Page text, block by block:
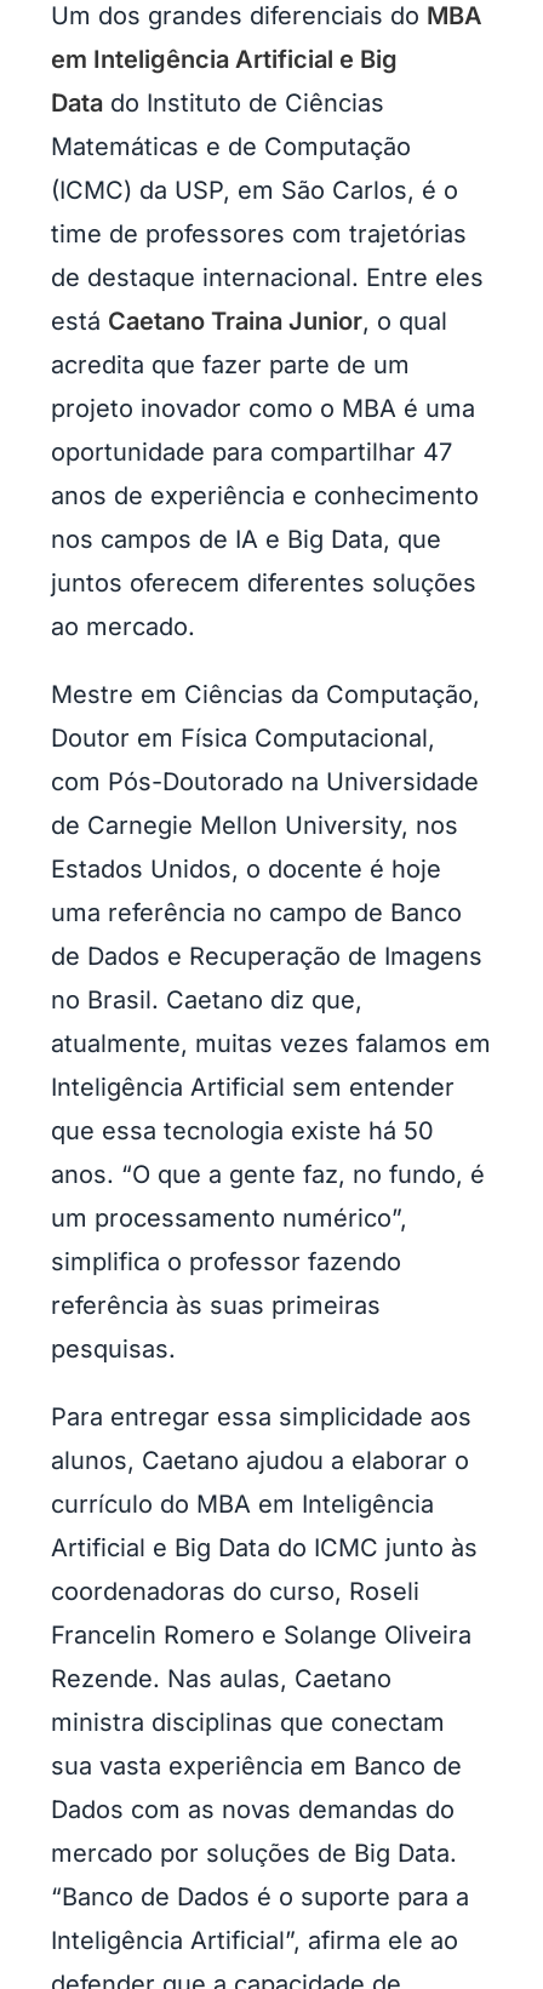
Um dos grandes diferenciais do MBA
em Inteligência Artificial e Big
Data do Instituto de Ciências
Matemáticas e de Computação
(ICMC) da USP, em São Carlos, é o
time de professores com trajetórias
de destaque internacional. Entre eles
está Caetano Traina Junior, o qual
acredita que fazer parte de um
projeto inovador como o MBA é uma
oportunidade para compartilhar 47
anos de experiência e conhecimento
nos campos de IA e Big Data, que
juntos oferecem diferentes soluções
ao mercado.
Mestre em Ciências da Computação,
Doutor em Física Computacional,
com Pós-Doutorado na Universidade
de Carnegie Mellon University, nos
Estados Unidos, o docente é hoje
uma referência no campo de Banco
de Dados e Recuperação de Imagens
no Brasil. Caetano diz que,
atualmente, muitas vezes falamos em
Inteligência Artificial sem entender
que essa tecnologia existe há 50
anos. “O que a gente faz, no fundo, é
um processamento numérico”,
simplifica o professor fazendo
referência às suas primeiras
pesquisas.
Para entregar essa simplicidade aos
alunos, Caetano ajudou a elaborar o
currículo do MBA em Inteligência
Artificial e Big Data do ICMC junto às
coordenadoras do curso, Roseli
Francelin Romero e Solange Oliveira
Rezende. Nas aulas, Caetano
ministra disciplinas que conectam
sua vasta experiência em Banco de
Dados com as novas demandas do
mercado por soluções de Big Data.
“Banco de Dados é o suporte para a
Inteligência Artificial”, afirma ele ao